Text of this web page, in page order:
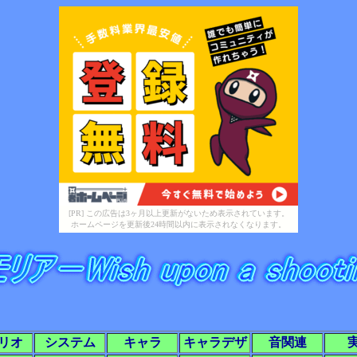
[PR] この広告は3ヶ月以上更新がないため表示されています。
ホームページを更新後24時間以内に表示されなくなります。
オ システム キャラ キャラデザ 音関連